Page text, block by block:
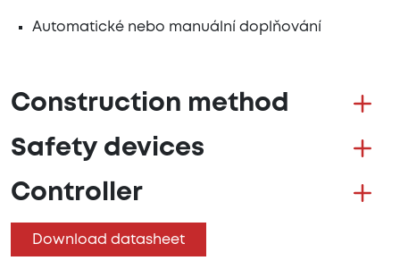
Automatické nebo manuální doplňování
Construction method
Safety devices
Controller
Download datasheet